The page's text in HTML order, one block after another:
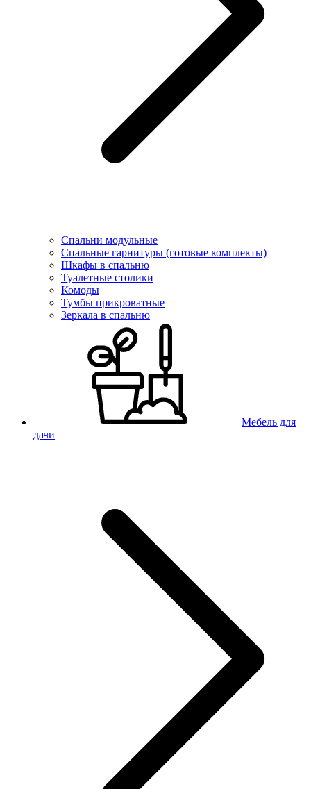
Спальни модульные
Спальные гарнитуры (готовые комплекты)
Шкафы в спальню
Туалетные столики
Комоды
Тумбы прикроватные
Зеркала в спальню
Мебель для
дачи